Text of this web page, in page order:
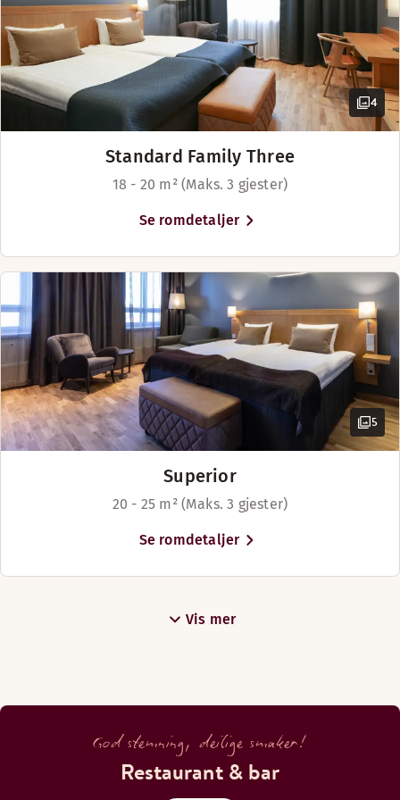
4
Standard Family Three
18 - 20 m² (Maks. 3 gjester)
Se romdetaljer
5
Superior
20 - 25 m² (Maks. 3 gjester)
Se romdetaljer
Vis mer
God stemning, deilige smaker!
Restaurant & bar
På veien bør du stoppe innom vår Lounge-bar, der
Mandag-Lørdag: 16:00-23:00